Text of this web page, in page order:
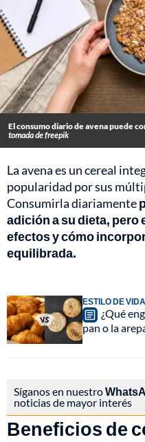
El consumo diario de avena puede
tomada de freepik
La avena es un cereal
popularidad por sus
Consumirla diariamente
adición a su dieta,
efectos y cómo
equilibrada.
ESTILO DE VIDA
¿Qué
pan o la
Síganos en nuestro
noticias de mayor interés
Beneficios de